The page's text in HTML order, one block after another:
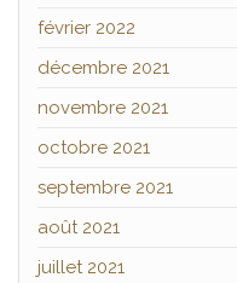
février 2022
décembre 2021
novembre 2021
octobre 2021
septembre 2021
août 2021
juillet 2021